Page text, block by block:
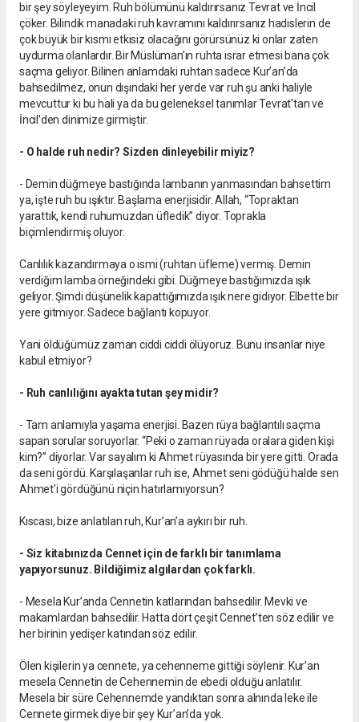
bir şey söyleyeyim. Ruh bölümünü kaldırırsanız Tevrat ve İncil
çöker. Bilindik manadaki ruh kavramını kaldırırsanız hadislerin de
çok büyük bir kısmı etkisiz olacağını görürsünüz ki onlar zaten
uydurma olanlardır. Bir Müslüman’ın ruhta ısrar etmesi bana çok
saçma geliyor. Bilinen anlamdaki ruhtan sadece Kur’an’da
bahsedilmez, onun dışındaki her yerde var ruh şu anki haliyle
mevcuttur ki bu hali ya da bu geleneksel tanımlar Tevrat'tan ve
İncil'den dinimize girmiştir.
- O halde ruh nedir? Sizden dinleyebilir miyiz?
- Demin düğmeye bastığında lambanın yanmasından bahsettim
ya, işte ruh bu ışıktır. Başlama enerjisidir. Allah, “Topraktan
yarattık, kendi ruhumuzdan üfledik” diyor. Toprakla
biçimlendirmiş oluyor.
Canlılık kazandırmaya o ismi (ruhtan üfleme) vermiş. Demin
verdiğim lamba örneğindeki gibi. Düğmeye bastığımızda ışık
geliyor. Şimdi düşünelik kapattığımızda ışık nere gidiyor. Elbette bir
yere gitmiyor. Sadece bağlantı kopuyor.
Yani öldüğümüz zaman ciddi ciddi ölüyoruz. Bunu insanlar niye
kabul etmiyor?
- Ruh canlılığını ayakta tutan şey midir?
- Tam anlamıyla yaşama enerjisi. Bazen rüya bağlantılı saçma
sapan sorular soruyorlar. “Peki o zaman rüyada oralara giden kişi
kim?” diyorlar. Var sayalım ki Ahmet rüyasında bir yere gitti. Orada
da seni gördü. Karşılaşanlar ruh ise, Ahmet seni gödüğü halde sen
Ahmet’i gördüğünü niçin hatırlamıyorsun?
Kıscası, bize anlatılan ruh, Kur’an’a aykırı bir ruh.
- Siz kitabınızda Cennet için de farklı bir tanımlama
yapıyorsunuz. Bildiğimiz algılardan çok farklı.
- Mesela Kur’anda Cennetin katlarından bahsedilir. Mevki ve
makamlardan bahsedilir. Hatta dört çeşit Cennet’ten söz edilir ve
her birinin yedişer katından söz edilir.
Ölen kişilerin ya cennete, ya cehenneme gittiği söylenir. Kur’an
mesela Cennetin de Cehennemin de ebedi olduğu anlatılır.
Mesela bir süre Cehennemde yandıktan sonra alnında leke ile
Cennete girmek diye bir şey Kur’an’da yok.